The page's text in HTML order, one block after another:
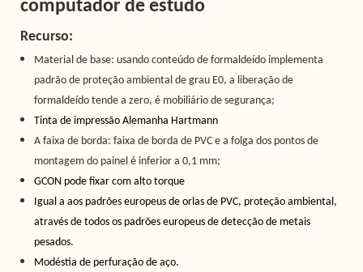
computador de estudo
Recurso:
Material de base: usando conteúdo de formaldeído implementa
padrão de proteção ambiental de grau E0, a liberação de
formaldeído tende a zero, é mobiliário de segurança;
Tinta de impressão Alemanha Hartmann
A faixa de borda: faixa de borda de PVC e a folga dos pontos de
montagem do painel é inferior a 0,1 mm;
GCON pode fixar com alto torque
Igual a aos padrões europeus de orlas de PVC, proteção ambiental,
através de todos os padrões europeus de detecção de metais
pesados.
Modéstia de perfuração de aço.